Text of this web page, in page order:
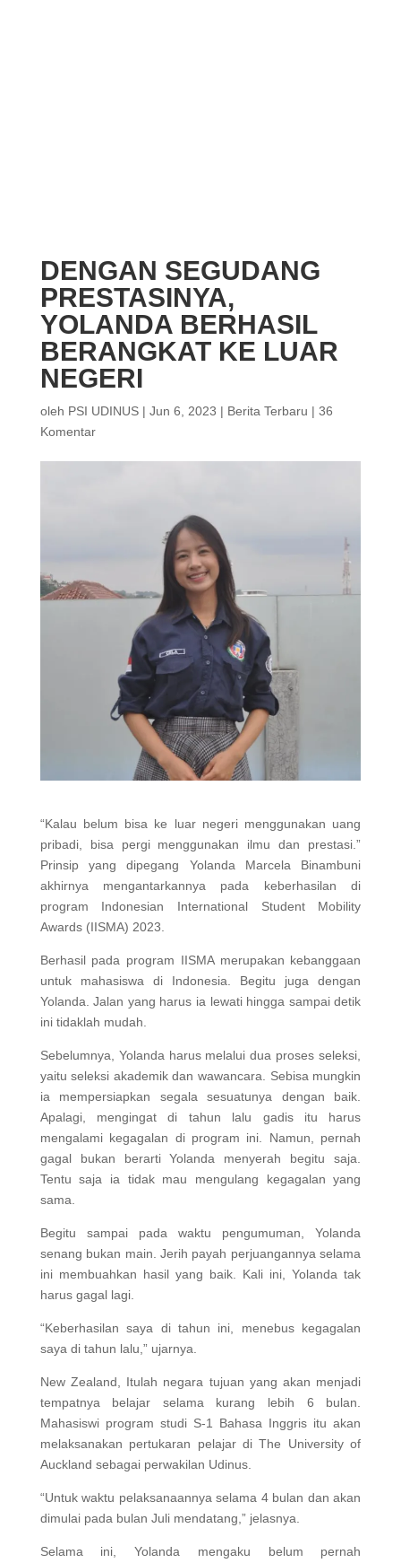
DENGAN SEGUDANG
PRESTASINYA,
YOLANDA BERHASIL
BERANGKAT KE LUAR
NEGERI
oleh PSI UDINUS| Jun 6, 2023 | Berita Terbaru | 36
Komentar
“Kalau belum bisa ke luar negeri menggunakan uang
pribadi, bisa pergi menggunakan ilmu dan prestasi.”
Prinsip yang dipegang Yolanda Marcela Binambuni
akhirnya mengantarkannya pada keberhasilan di
program Indonesian International Student Mobility
Awards (IISMA) 2023.
Berhasil pada program IISMA merupakan kebanggaan
untuk mahasiswa di Indonesia. Begitu juga dengan
Yolanda. Jalan yang harus ia lewati hingga sampai detik
ini tidaklah mudah.
Sebelumnya, Yolanda harus melalui dua proses seleksi,
yaitu seleksi akademik dan wawancara. Sebisa mungkin
ia mempersiapkan segala sesuatunya dengan baik.
Apalagi, mengingat di tahun lalu gadis itu harus
mengalami kegagalan di program ini. Namun, pernah
gagal bukan berarti Yolanda menyerah begitu saja.
Tentu saja ia tidak mau mengulang kegagalan yang
sama.
Begitu sampai pada waktu pengumuman, Yolanda
senang bukan main. Jerih payah perjuangannya selama
ini membuahkan hasil yang baik. Kali ini, Yolanda tak
harus gagal lagi.
“Keberhasilan saya di tahun ini, menebus kegagalan
saya di tahun lalu,” ujarnya.
New Zealand, Itulah negara tujuan yang akan menjadi
tempatnya belajar selama kurang lebih 6 bulan.
Mahasiswi program studi S-1 Bahasa Inggris itu akan
melaksanakan pertukaran pelajar di The University of
Auckland sebagai perwakilan Udinus.
“Untuk waktu pelaksanaannya selama 4 bulan dan akan
dimulai pada bulan Juli mendatang,” jelasnya.
Selama ini, Yolanda mengaku belum pernah